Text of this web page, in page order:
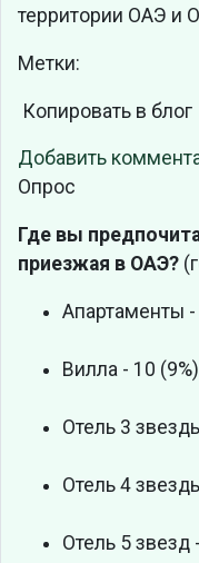
территории ОАЭ и
Метки:
Копировать в блог
Добавить
Опрос
Где вы
приезжая в ОАЭ?
Апартаменты -
Вилла - 10 (9%)
Отель 3
Отель 4
Отель 5 звезд